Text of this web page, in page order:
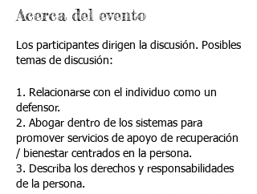
Acerca del evento
Los participantes dirigen la discusión. Posibles
temas de discusión:
1. Relacionarse con el individuo como un
defensor.
2. Abogar dentro de los sistemas para
promover servicios de apoyo de recuperación
/ bienestar centrados en la persona.
3. Describa los derechos y responsabilidades
de la persona.